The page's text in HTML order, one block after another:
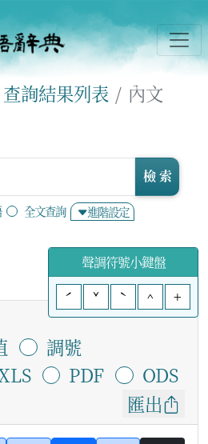
查詢結果列表 內文
全文查詢 進階設定
檢 索
聲調符號小鍵盤
ˊ
ˇ ˋ ^ +
調號
PDF
ODS
匯出